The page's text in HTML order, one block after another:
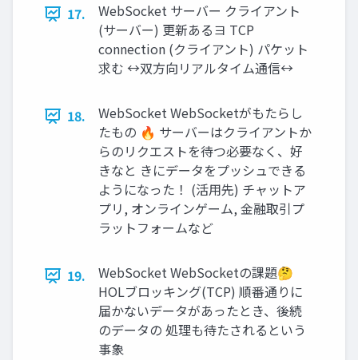
17.
WebSocket サーバー クライアント
(サーバー) 更新あるヨ TCP
connection (クライアント) パケット
求む ↔双方向リアルタイム通信↔
18.
WebSocket WebSocketがもたらし
たもの 🔥 サーバーはクライアントか
らのリクエストを待つ必要なく、好
きなと きにデータをプッシュできる
ようになった！ (活用先) チャットア
プリ, オンラインゲーム, 金融取引プ
ラットフォームなど
19.
WebSocket WebSocketの課題🤔
HOLブロッキング(TCP) 順番通りに
届かないデータがあったとき、後続
のデータの 処理も待たされるという
事象